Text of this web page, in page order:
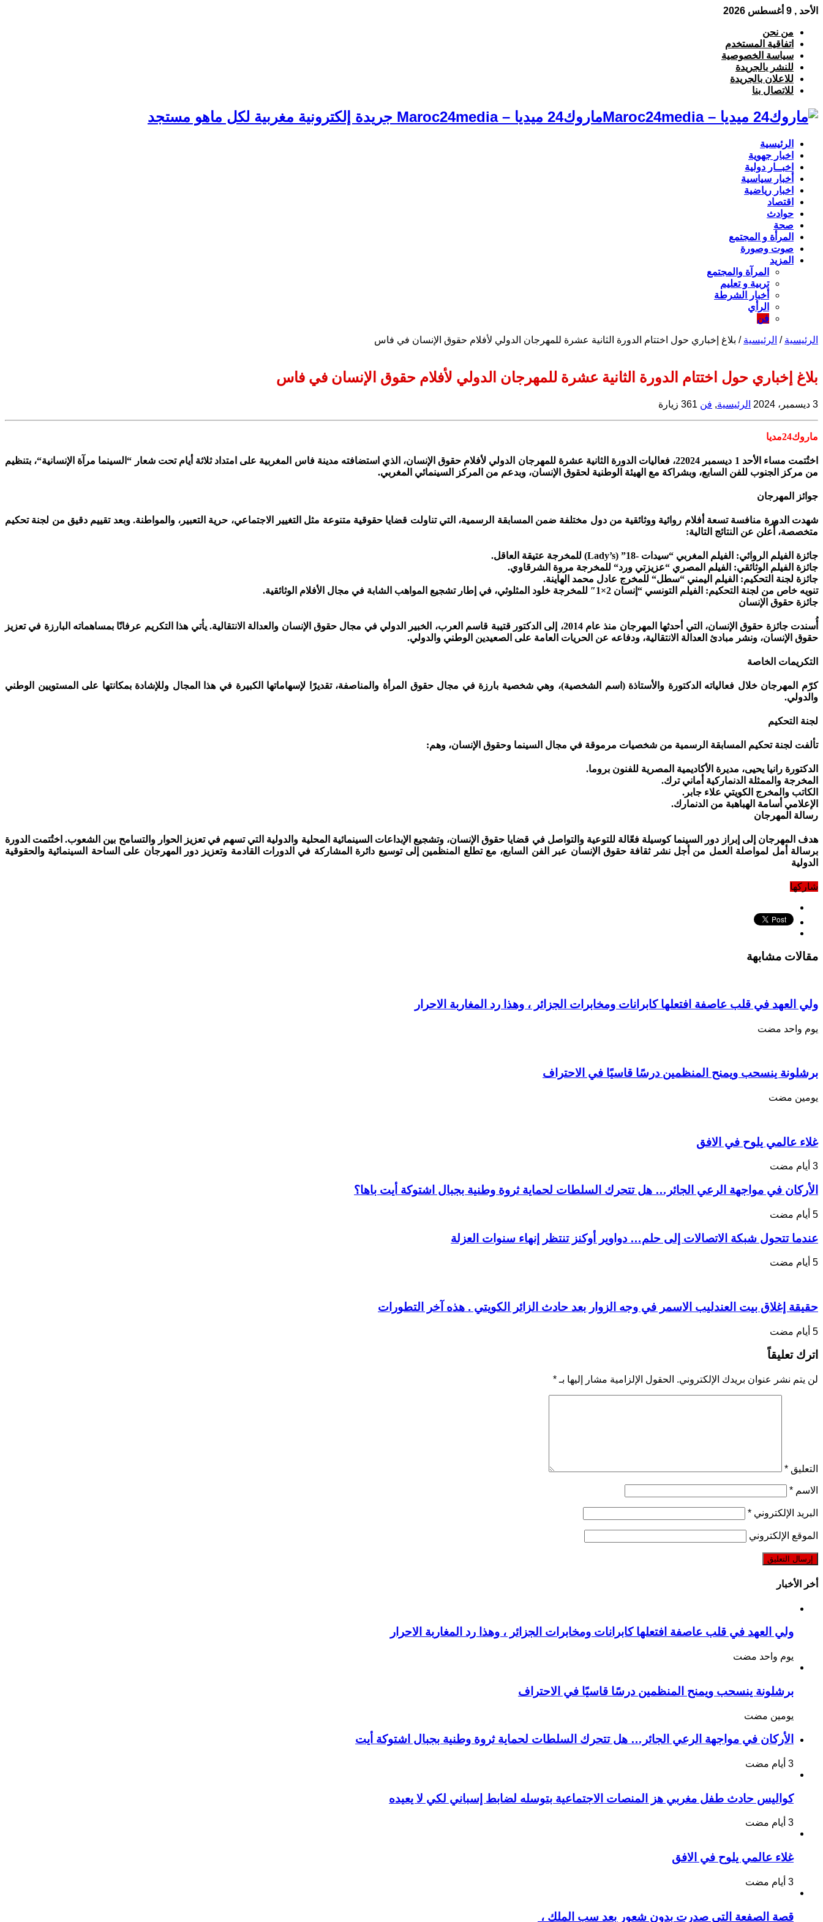
الأحد , 9 أغسطس 2026
من نحن
اتفاقية المستخدم
سياسة الخصوصية
للنشر بالجريدة
للاعلان بالجريدة
للاتصال بنا
ماروك24 ميديا – Maroc24media جريدة إلكترونية مغربية لكل ماهو مستجد
الرئيسية
اخبار جهوية
اخبــار دولية
أخبار سياسية
اخبار رياضية
اقتصاد
حوادث
صحة
المرأة و المجتمع
صوت وصورة
المزيد
المرآة والمجتمع
تربية و تعليم
أخبار الشرطة
الرأي
فن
الرئيسية / الرئيسية / بلاغ إخباري حول اختتام الدورة الثانية عشرة للمهرجان الدولي لأفلام حقوق الإنسان في فاس
بلاغ إخباري حول اختتام الدورة الثانية عشرة للمهرجان الدولي لأفلام حقوق الإنسان في فاس
3 ديسمبر، 2024 الرئيسية, فن 361 زيارة
ماروك24مديا
اختُتمت مساء الأحد 1 ديسمبر 22024، فعاليات الدورة الثانية عشرة للمهرجان الدولي لأفلام حقوق الإنسان، الذي استضافته مدينة فاس المغربية على امتداد ثلاثة أيام تحت شعار “السينما مرآة الإنسانية“، بتنظيم
من مركز الجنوب للفن السابع، وبشراكة مع الهيئة الوطنية لحقوق الإنسان، وبدعم من المركز السينمائي المغربي.
جوائز المهرجان
شهدت الدورة منافسة تسعة أفلام روائية ووثائقية من دول مختلفة ضمن المسابقة الرسمية، التي تناولت قضايا حقوقية متنوعة مثل التغيير الاجتماعي، حرية التعبير، والمواطنة. وبعد تقييم دقيق من لجنة تحكيم
متخصصة، أُعلن عن النتائج التالية:
جائزة الفيلم الروائي: الفيلم المغربي “سيدات -18” (Lady’s) للمخرجة عتيقة العاقل.
جائزة الفيلم الوثائقي: الفيلم المصري “عزيزتي ورد“ للمخرجة مروة الشرقاوي.
جائزة لجنة التحكيم: الفيلم اليمني “سطل“ للمخرج عادل محمد الهاينة.
تنويه خاص من لجنة التحكيم: الفيلم التونسي “إنسان 2×1″ للمخرجة خلود المثلوثي، في إطار تشجيع المواهب الشابة في مجال الأفلام الوثائقية.
جائزة حقوق الإنسان
أُسندت جائزة حقوق الإنسان، التي أحدثها المهرجان منذ عام 2014، إلى الدكتور قتيبة قاسم العرب، الخبير الدولي في مجال حقوق الإنسان والعدالة الانتقالية. يأتي هذا التكريم عرفانًا بمساهماته البارزة في تعزيز
حقوق الإنسان، ونشر مبادئ العدالة الانتقالية، ودفاعه عن الحريات العامة على الصعيدين الوطني والدولي.
التكريمات الخاصة
كرّم المهرجان خلال فعالياته الدكتورة والأستاذة (اسم الشخصية)، وهي شخصية بارزة في مجال حقوق المرأة والمناصفة، تقديرًا لإسهاماتها الكبيرة في هذا المجال وللإشادة بمكانتها على المستويين الوطني
والدولي.
لجنة التحكيم
تألفت لجنة تحكيم المسابقة الرسمية من شخصيات مرموقة في مجال السينما وحقوق الإنسان، وهم:
الدكتورة رانيا يحيى، مديرة الأكاديمية المصرية للفنون بروما.
المخرجة والممثلة الدنماركية أماني ترك.
الكاتب والمخرج الكويتي علاء جابر.
الإعلامي أسامة الهباهبة من الدنمارك.
رسالة المهرجان
هدف المهرجان إلى إبراز دور السينما كوسيلة فعّالة للتوعية والتواصل في قضايا حقوق الإنسان، وتشجيع الإبداعات السينمائية المحلية والدولية التي تسهم في تعزيز الحوار والتسامح بين الشعوب. اختُتمت الدورة
برسالة أمل لمواصلة العمل من أجل نشر ثقافة حقوق الإنسان عبر الفن السابع، مع تطلع المنظمين إلى توسيع دائرة المشاركة في الدورات القادمة وتعزيز دور المهرجان على الساحة السينمائية والحقوقية
الدولية
شاركها
مقالات مشابهة
ولي العهد في قلب عاصفة افتعلها كابرانات ومخابرات الجزائر ، وهذا رد المغاربة الاحرار
‏يوم واحد مضت
برشلونة ينسحب ويمنح المنظمين درسًا قاسيًا في الاحتراف
‏يومين مضت
غلاء عالمي يلوح في الافق
الأركان في مواجهة الرعي الجائر… هل تتحرك السلطات لحماية ثروة وطنية بجبال اشتوكة أيت باها؟
عندما تتحول شبكة الاتصالات إلى حلم… دواوير أوكنز تنتظر إنهاء سنوات العزلة
حقيقة إغلاق بيت العندليب الاسمر في وجه الزوار بعد حادث الزائر الكويتي . هذه آخر التطورات
اترك تعليقاً
لن يتم نشر عنوان بريدك الإلكتروني. الحقول الإلزامية مشار إليها بـ *
التعليق *
الاسم *
البريد الإلكتروني *
الموقع الإلكتروني
أخر الأخبار
ولي العهد في قلب عاصفة افتعلها كابرانات ومخابرات الجزائر ، وهذا رد المغاربة الاحرار
‏يوم واحد مضت
برشلونة ينسحب ويمنح المنظمين درسًا قاسيًا في الاحتراف
‏يومين مضت
الأركان في مواجهة الرعي الجائر… هل تتحرك السلطات لحماية ثروة وطنية بجبال اشتوكة أيت
كواليس حادث طفل مغربي هز المنصات الاجتماعية بتوسله لضابط إسباني لكي لا يعيده
غلاء عالمي يلوح في الافق
قصة الصفعة التي صدرت بدون شعور بعد سب الملك ،